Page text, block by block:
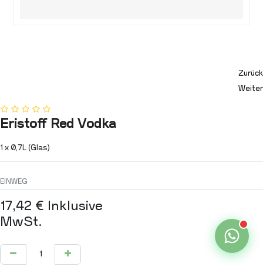
Zurück
Weiter
Eristoff Red Vodka
1 x 0,7L (Glas)
EINWEG
17,42 €
Inklusive
MwSt.